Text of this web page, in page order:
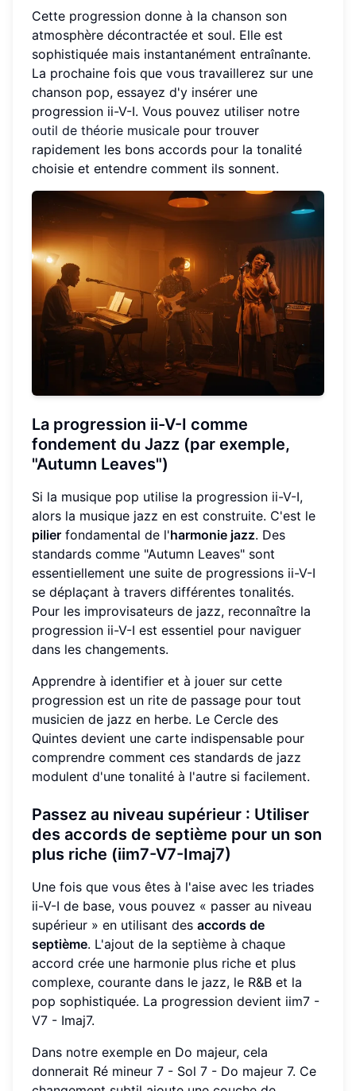
Cette progression donne à la chanson son
atmosphère décontractée et soul. Elle est
sophistiquée mais instantanément entraînante.
La prochaine fois que vous travaillerez sur une
chanson pop, essayez d'y insérer une
progression ii-V-I. Vous pouvez utiliser notre
outil de théorie musicale pour trouver
rapidement les bons accords pour la tonalité
choisie et entendre comment ils sonnent.
La progression ii-V-I comme
fondement du Jazz (par exemple,
"Autumn Leaves")
Si la musique pop utilise la progression ii-V-I,
alors la musique jazz en est construite. C'est le
pilier fondamental de l'harmonie jazz. Des
standards comme "Autumn Leaves" sont
essentiellement une suite de progressions ii-V-I
se déplaçant à travers différentes tonalités.
Pour les improvisateurs de jazz, reconnaître la
progression ii-V-I est essentiel pour naviguer
dans les changements.
Apprendre à identifier et à jouer sur cette
progression est un rite de passage pour tout
musicien de jazz en herbe. Le Cercle des
Quintes devient une carte indispensable pour
comprendre comment ces standards de jazz
modulent d'une tonalité à l'autre si facilement.
Passez au niveau supérieur : Utiliser
des accords de septième pour un son
plus riche (iim7-V7-Imaj7)
Une fois que vous êtes à l'aise avec les triades
ii-V-I de base, vous pouvez « passer au niveau
supérieur » en utilisant des accords de
septième. L'ajout de la septième à chaque
accord crée une harmonie plus riche et plus
complexe, courante dans le jazz, le R&B et la
pop sophistiquée. La progression devient iim7 -
V7 - Imaj7.
Dans notre exemple en Do majeur, cela
donnerait Ré mineur 7 - Sol 7 - Do majeur 7. Ce